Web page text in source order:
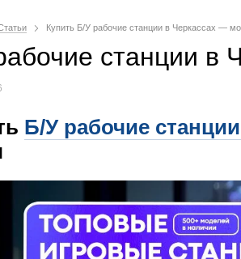
Купить Б/У рабочие станции в Черкассах —
станции в
Б/У рабочие